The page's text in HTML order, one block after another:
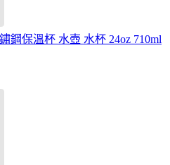
鋼保溫杯 水壺 水杯 24oz 710ml